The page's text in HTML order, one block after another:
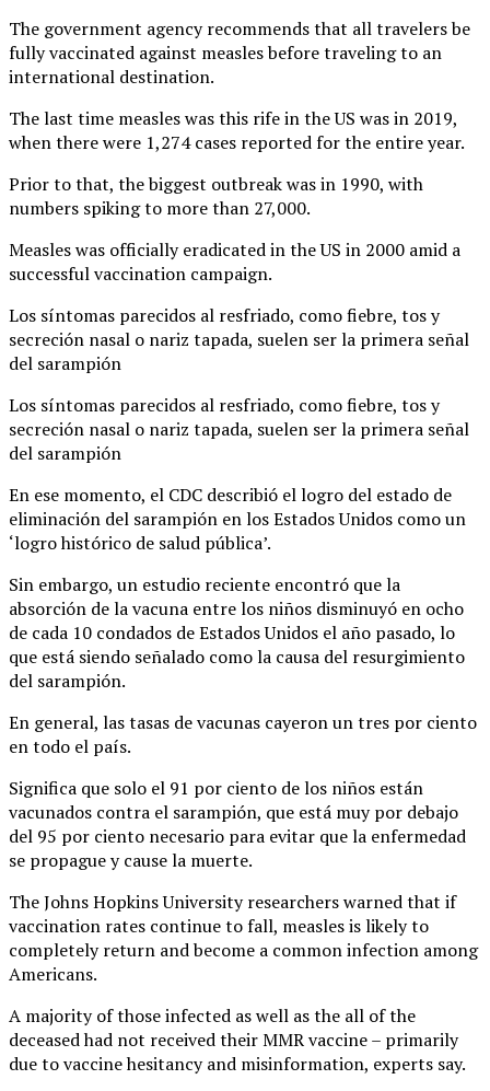
The government agency recommends that all travelers be
fully vaccinated against measles before traveling to an
international destination.
The last time measles was this rife in the US was in 2019,
when there were 1,274 cases reported for the entire year.
Prior to that, the biggest outbreak was in 1990, with
numbers spiking to more than 27,000.
Measles was officially eradicated in the US in 2000 amid a
successful vaccination campaign.
Los síntomas parecidos al resfriado, como fiebre, tos y
secreción nasal o nariz tapada, suelen ser la primera señal
del sarampión
Los síntomas parecidos al resfriado, como fiebre, tos y
secreción nasal o nariz tapada, suelen ser la primera señal
del sarampión
En ese momento, el CDC describió el logro del estado de
eliminación del sarampión en los Estados Unidos como un
‘logro histórico de salud pública’.
Sin embargo, un estudio reciente encontró que la
absorción de la vacuna entre los niños disminuyó en ocho
de cada 10 condados de Estados Unidos el año pasado, lo
que está siendo señalado como la causa del resurgimiento
del sarampión.
En general, las tasas de vacunas cayeron un tres por ciento
en todo el país.
Significa que solo el 91 por ciento de los niños están
vacunados contra el sarampión, que está muy por debajo
del 95 por ciento necesario para evitar que la enfermedad
se propague y cause la muerte.
The Johns Hopkins University researchers warned that if
vaccination rates continue to fall, measles is likely to
completely return and become a common infection among
Americans.
A majority of those infected as well as the all of the
deceased had not received their MMR vaccine – primarily
due to vaccine hesitancy and misinformation, experts say.